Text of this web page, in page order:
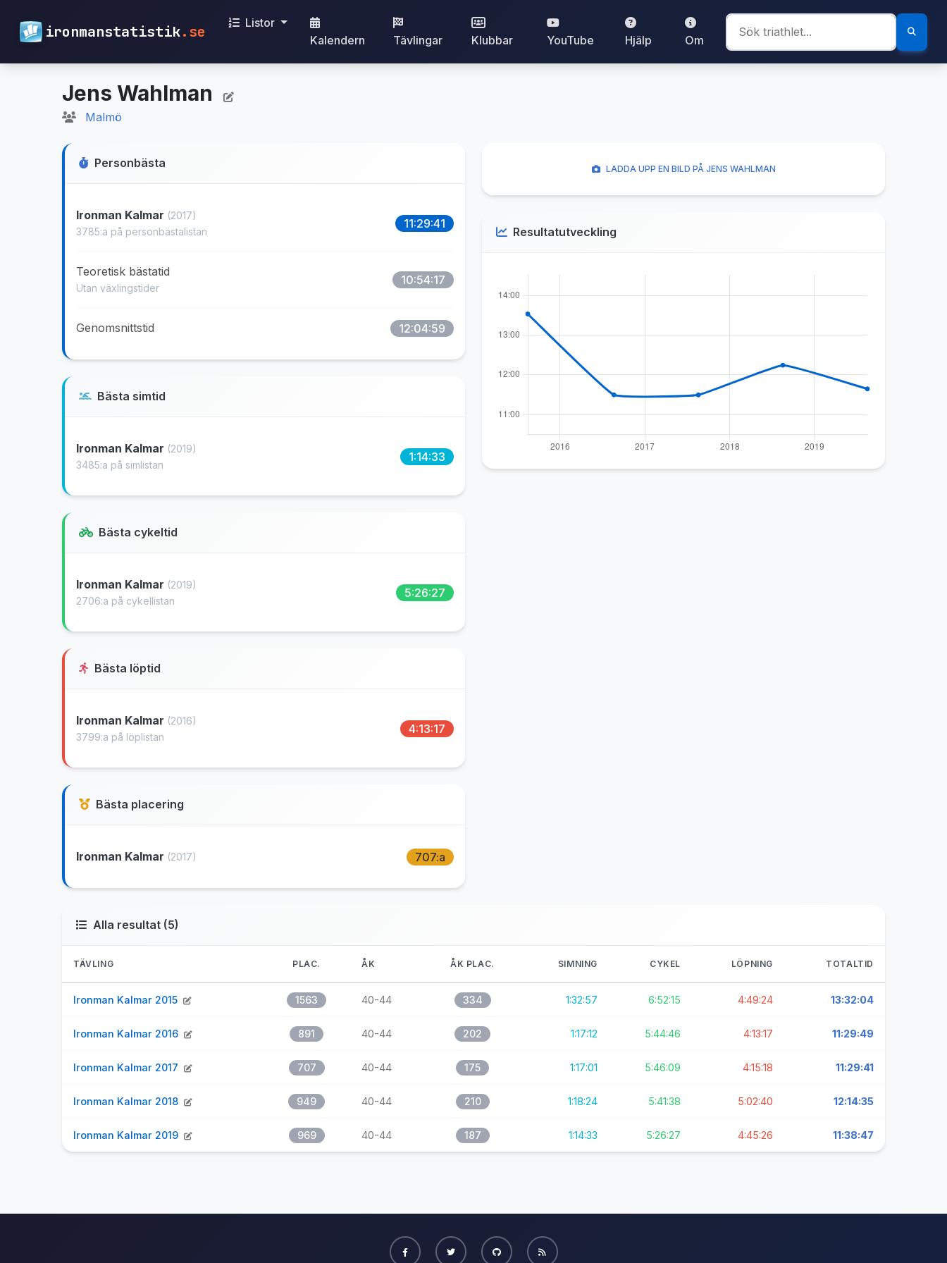
ironmanstatistik.se
Listor
Kalendern
Tävlingar Klubbar YouTube Hjälp Om
Jens Wahlman
Malmö
Personbästa
Ironman Kalmar (2017)
3785:a på personbästalistan
11:29:41
Teoretisk bästatid
Utan växlingstider
10:54:17
Genomsnittstid 12:04:59
Bästa simtid
Ironman Kalmar (2019)
3485:a på simlistan
1:14:33
Bästa cykeltid
Ironman Kalmar (2019)
2706:a på cykellistan
5:26:27
Bästa löptid
Ironman Kalmar (2016)
3799:a på löplistan
4:13:17
Bästa placering
Ironman Kalmar (2017) 707:a
LADDA UPP EN BILD PÅ JENS WAHLMAN
Resultatutveckling
Alla resultat (5)
TÄVLING PLAC. ÅK ÅK PLAC. SIMNING CYKEL LÖPNING TOTALTID
Ironman Kalmar 2015 1563 40-44 334 1:32:57 6:52:15 4:49:24 13:32:04
Ironman Kalmar 2016 891 40-44 202 1:17:12 5:44:46 4:13:17 11:29:49
Ironman Kalmar 2017 707 40-44 175 1:17:01 5:46:09 4:15:18 11:29:41
Ironman Kalmar 2018 949 40-44 210 1:18:24 5:41:38 5:02:40 12:14:35
Ironman Kalmar 2019 969 40-44 187 1:14:33 5:26:27 4:45:26 11:38:47